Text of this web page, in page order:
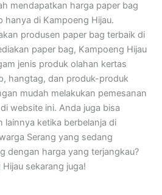
mendapatkan harga paper bag
hanya di Kampoeng Hijau.
produsen paper bag terbaik di
paper bag, Kampoeng Hijau
jenis produk olahan kertas
hangtag, dan produk-produk
mudah melakukan pemesanan
website ini. Anda juga bisa
lainnya ketika berbelanja di
Serang yang sedang
dengan harga yang terjangkau?
sekarang juga!